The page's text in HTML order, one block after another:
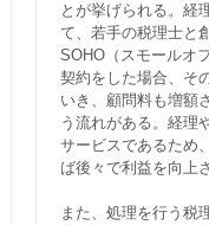
とが挙げられる。経
て、若手の税理士と
SOHO（スモールオ
契約をした場合、そ
いき、顧問料も増額
う流れがある。経理
サービスであるため
ば後々で利益を向上
また、処理を行う税